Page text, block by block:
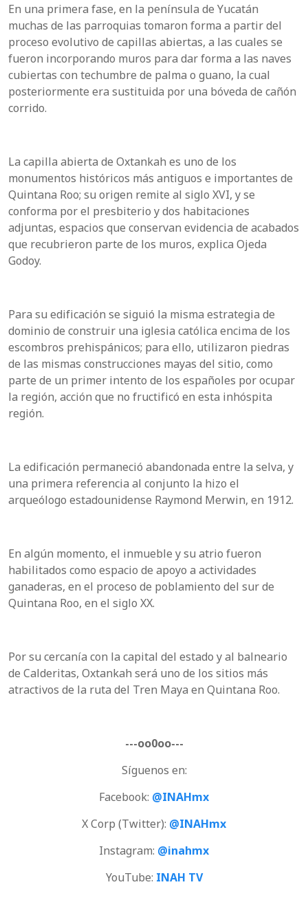
En una primera fase, en la península de Yucatán
muchas de las parroquias tomaron forma a partir del
proceso evolutivo de capillas abiertas, a las cuales se
fueron incorporando muros para dar forma a las naves
cubiertas con techumbre de palma o guano, la cual
posteriormente era sustituida por una bóveda de cañón
corrido.
La capilla abierta de Oxtankah es uno de los
monumentos históricos más antiguos e importantes de
Quintana Roo; su origen remite al siglo XVI, y se
conforma por el presbiterio y dos habitaciones
adjuntas, espacios que conservan evidencia de acabados
que recubrieron parte de los muros, explica Ojeda
Godoy.
Para su edificación se siguió la misma estrategia de
dominio de construir una iglesia católica encima de los
escombros prehispánicos; para ello, utilizaron piedras
de las mismas construcciones mayas del sitio, como
parte de un primer intento de los españoles por ocupar
la región, acción que no fructificó en esta inhóspita
región.
La edificación permaneció abandonada entre la selva, y
una primera referencia al conjunto la hizo el
arqueólogo estadounidense Raymond Merwin, en 1912.
En algún momento, el inmueble y su atrio fueron
habilitados como espacio de apoyo a actividades
ganaderas, en el proceso de poblamiento del sur de
Quintana Roo, en el siglo XX.
Por su cercanía con la capital del estado y al balneario
de Calderitas, Oxtankah será uno de los sitios más
atractivos de la ruta del Tren Maya en Quintana Roo.
---oo0oo---
Síguenos en:
Facebook: @INAHmx
X Corp (Twitter): @INAHmx
Instagram: @inahmx
YouTube: INAH TV